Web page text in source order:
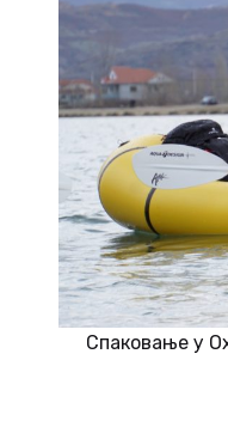
Спаковање у